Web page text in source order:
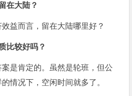
在大陆？
益而言，留在大陆哪里好？
比较好吗？
是肯定的。虽然是轮班，但公
情况下，空闲时间就多了。